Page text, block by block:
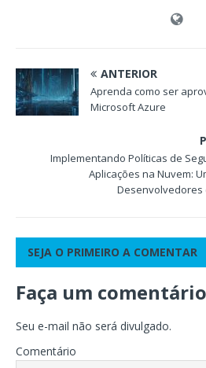
ANTERIOR
Aprenda como ser
Microsoft Azure
Implementando Políticas de
Aplicações na Nuvem:
Desenvolvedores
SEJA O PRIMEIRO A COMENTAR
Faça um comentário
Seu e-mail não será divulgado.
Comentário